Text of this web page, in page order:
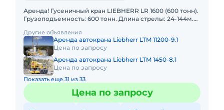
Аренда! Гусеничный кран LIEBHERR LR 1600 (600 тонн).
Грузоподъемность: 600 тонн. Длина стрелы: 24-144м.
Другие объявления
Аренда автокрана Liebherr LTM 11200-9.1
Цена по запросу
Аренда автокрана Liebherr LTM 1450-8.1
Цена по запросу
Показать еще 31 из 33
Цена по запросу